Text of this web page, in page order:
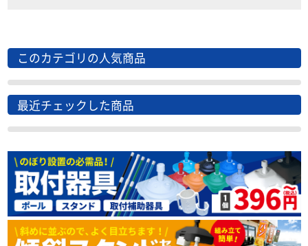
このカテゴリの人気商品
最近チェックした商品